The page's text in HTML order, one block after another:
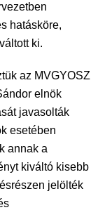
hatásköre,
ki.
az MVGYOSZ
elnök
javasolták
esetében
annak a
kiváltó kisebb
jelölték